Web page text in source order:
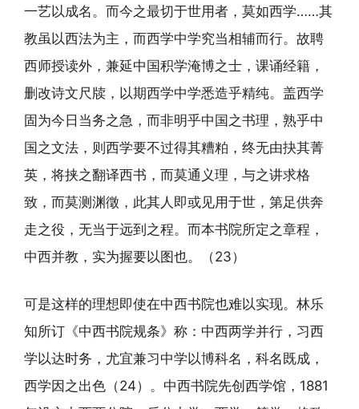
一艺以成名。而今之最切于世用者，莫如西学……其
教虽以西法为主，而西学中学究当相辅而行。故聘
西师授读外，兼延中国积学淹博之士，课诵经籍，
删改诗文尺牍，以期西学中学悉造乎精纯。盖西学
固为今日当务之急，而非明乎中国之书理，熟乎中
国之文法，则西学要不过得其糟粕，终无由抉其菁
英，将挟之翻译西书，而莫通义理，与之讲求格
致，而莫测渊徵，此其人即或见用于世，第足供奔
走之役，无当于远到之程。而本书院所定之章程，
中西并教，实为握要以图也。（23）
可是这样的理想即使在中西书院也难以实现。林乐
知所订《中西书院规条》称：中西两学并行，习西
学以达时务，尤宜兼习中学以博科名，科名既成，
西学因之出色（24）。中西书院先创西学馆，1881